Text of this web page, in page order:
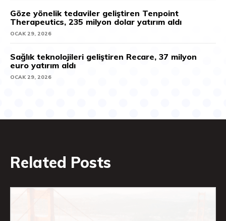
Göze yönelik tedaviler geliştiren Tenpoint
Therapeutics, 235 milyon dolar yatırım aldı
OCAK 29, 2026
Sağlık teknolojileri geliştiren Recare, 37 milyon
euro yatırım aldı
OCAK 29, 2026
Related Posts